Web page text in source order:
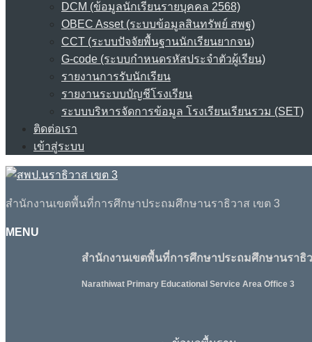
DCM (ข้อมูลนักเรียนรายบุคคล 2568)
OBEC Asset (ระบบข้อมูลสินทรัพย์ สพฐ)
CCT (ระบบปัจจัยพื้นฐานนักเรียนยากจน)
G-code (ระบบกำหนดรหัสประจำตัวผู้เรียน)
รายงานการรับนักเรียน
รายงานระบบบัญชีโรงเรียน
ระบบบริหารจัดการข้อมูล โรงเรียนเรียนรวม (SET)
ติดต่อเรา
เข้าสู่ระบบ
สำนักงานเขตพื้นที่การศึกษาประถมศึกษานราธิวาส เขต 3
MENU
สำนักงานเขตพื้นที่การศึกษาประถมศึกษานราธิว
Narathiwat Primary Educational Service Area Office 3